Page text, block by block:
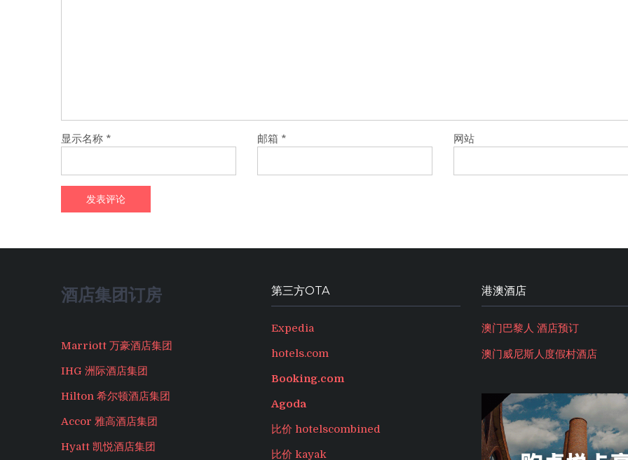
显示名称 * 邮箱 * 网站
酒店集团订房
Marriott 万豪酒店集团
IHG 洲际酒店集团
Hilton 希尔顿酒店集团
Accor 雅高酒店集团
Hyatt 凯悦酒店集团
第三方OTA
Expedia
hotels.com
Booking.com
Agoda
比价 hotelscombined
比价 kayak
港澳酒店
澳门巴黎人 酒店预订
澳门威尼斯人度假村酒店